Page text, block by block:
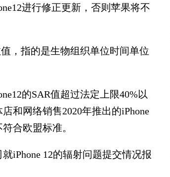
进行修正更新，否则苹果将不
，指的是生物组织单位时间单位
的SAR值超过法定上限40%以
和网络销售2020年推出的iPhone
合欧盟标准。
12的辐射问题提交情况报